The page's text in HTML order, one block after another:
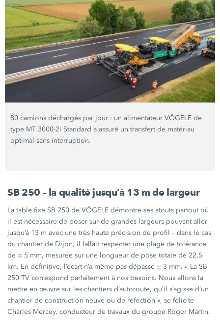
80 camions déchargés par jour : un alimentateur VÖGELE de
type MT 3000-2i Standard a assuré un transfert de matériau
optimal sans interruption.
SB 250 – la qualité jusqu’à 13 m de largeur
La table fixe SB 250 de VÖGELE démontre ses atouts partout où
il est nécessaire de poser sur de grandes largeurs pouvant aller
jusqu’à 13 m avec une très haute précision de profil – dans le cas
du chantier de Dijon, il fallait respecter une plage de tolérance
de ± 5 mm, mesurée sur une longueur de pose totale de 22,5
km. En définitive, l’écart n’a même pas dépassé ± 3 mm. « La SB
250 TV correspond parfaitement à nos besoins. Nous allons la
mettre en œuvre sur les chantiers d’autoroute, qu’il s’agisse d’un
chantier de construction neuve ou de réfection », se félicite
Charles Mercey, conducteur de travaux du groupe Roger Martin.